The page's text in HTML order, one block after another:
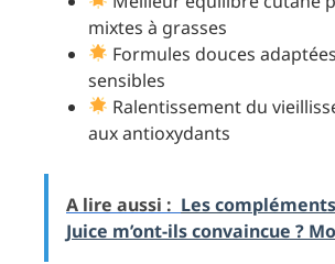
mixtes à grasses
Formules douces
sensibles
Ralentissement du
aux antioxydants
A lire aussi : Les
Juice m’ont-ils convaincue ?